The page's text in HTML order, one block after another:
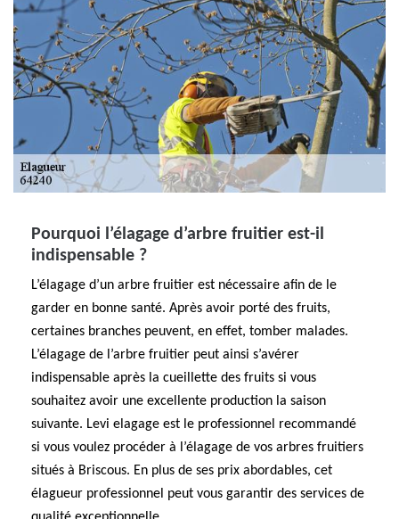
Pourquoi l’élagage d’arbre fruitier est-il
indispensable ?
L’élagage d’un arbre fruitier est nécessaire afin de le
garder en bonne santé. Après avoir porté des fruits,
certaines branches peuvent, en effet, tomber malades.
L’élagage de l’arbre fruitier peut ainsi s’avérer
indispensable après la cueillette des fruits si vous
souhaitez avoir une excellente production la saison
suivante. Levi elagage est le professionnel recommandé
si vous voulez procéder à l’élagage de vos arbres fruitiers
situés à Briscous. En plus de ses prix abordables, cet
élagueur professionnel peut vous garantir des services de